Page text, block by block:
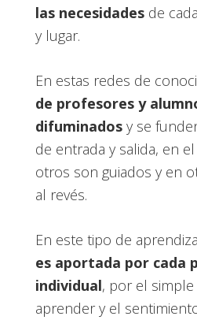
las necesidadesde
y lugar.
En estas redes de
de profesores y
difuminadosy se
de entrada y salida, en
otros son guiados y en
al revés.
En este tipo de
es aportada por cada
individual, por el
aprender y el